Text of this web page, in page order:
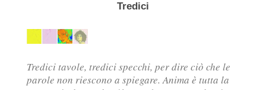
Tredici
Tredici tavole, tredici specchi, per dire ciò che le
parole non riescono a spiegare. Anima è tutta la